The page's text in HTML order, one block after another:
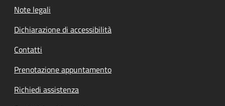
Note legali
Dichiarazione di accessibilità
Contatti
Prenotazione appuntamento
Richiedi assistenza